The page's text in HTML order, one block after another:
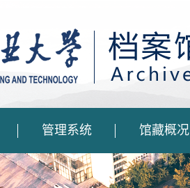
管理系统 馆藏概况